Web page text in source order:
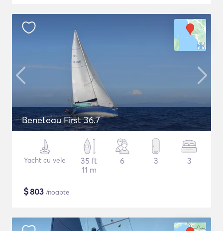
Beneteau First 36.7
Yacht cu vele
35 ft
11 m
6 3 3
$803 /noapte